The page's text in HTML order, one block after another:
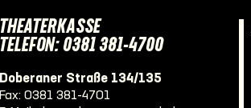
THEATERKASSE
TELEFON: 0381 381-4700
Doberaner Straße 134/135
Fax: 0381 381-4701